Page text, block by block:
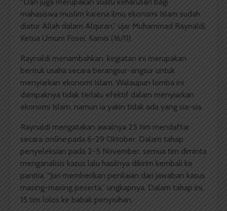
mahasiswa muslim karena ilmu ekonomi Islam sudah
diatur Allah dalam Alquran,” ujar Muhammad Raynaldi,
Ketua Umum Fosei, Kamis (16/11).
Raynaldi menambahkan, kegiatan ini merupakan
bentuk usaha secara berangsur-angsur untuk
menyiarkan ekonomi Islam. Walaupun lomba ini
dampaknya tidak terlalu efektif dalam menyiarkan
ekonomi Islam, namun ia yakin tidak ada yang sia-sia.
Raynaldi mengatakan awalnya 25 tim mendaftar
secara online pada 6-29 Oktober. Dalam tahap
penyeleksian pada 2-5 November, semua tim diminta
menganalisis kasus lalu hasilnya dikirim kembali ke
panitia. “Juri memberikan penilaian dari jawaban kasus
masing-masing peserta,” ungkapnya. Dalam tahap ini,
15 tim lolos ke babak penyisihan.